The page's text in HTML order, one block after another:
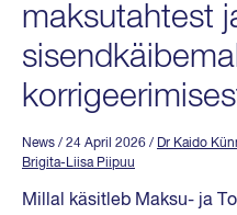
maksutahtest
News / 24 April 2026 / Dr Kaido
Brigita-Liisa Piipuu
Millal käsitleb Maksu- ja